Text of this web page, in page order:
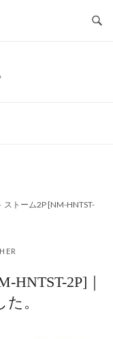
ストーム2P [NM-HNTST-
HNTST-2P]｜
。